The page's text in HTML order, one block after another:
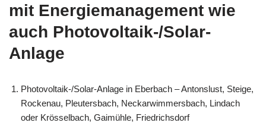
mit Energiemanagement wie
auch Photovoltaik-/Solar-
Anlage
Photovoltaik-/Solar-Anlage in Eberbach – Antonslust, Steige,
Rockenau, Pleutersbach, Neckarwimmersbach, Lindach
oder Krösselbach, Gaimühle, Friedrichsdorf